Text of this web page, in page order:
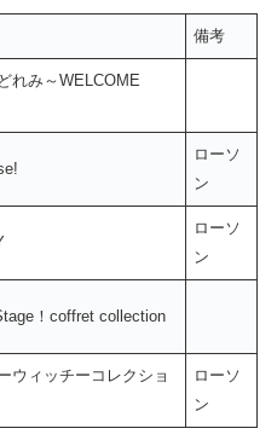
備考
れみ～WELCOME
ローソ
ン
ローソ
ン
！coffret collection
ウィッチーコレクショ
ローソ
ン